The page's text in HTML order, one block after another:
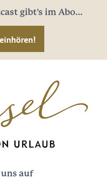
gibt's im Abo...
uns auf